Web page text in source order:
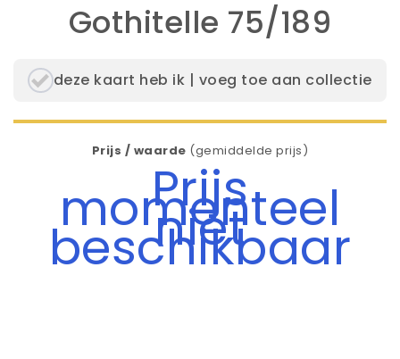
Gothitelle 75/189
deze kaart heb ik | voeg toe aan collectie
Prijs / waarde (gemiddelde prijs)
Prijs
momenteel
niet
beschikbaar